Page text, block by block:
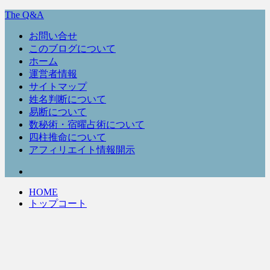
The Q&A
お問い合せ
このブログについて
ホーム
運営者情報
サイトマップ
姓名判断について
易断について
数秘術・宿曜占術について
四柱推命について
アフィリエイト情報開示
HOME
トップコート